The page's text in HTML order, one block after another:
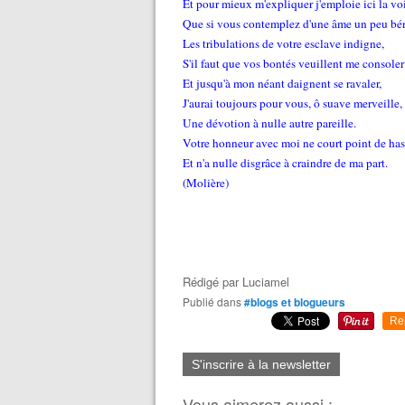
Et pour mieux m'expliquer j'emploie ici la
Que si vous contemplez d'une âme un peu
Les tribulations de votre esclave indigne,
S'il faut que vos bontés veuillent me consoler
Et jusqu'à mon néant daignent se ravaler,
J'aurai toujours pour vous, ô suave merveille,
Une dévotion à nulle autre pareille.
Votre honneur avec moi ne court point de
Et n'a nulle disgrâce à craindre de ma part.
(Molière)
Rédigé par Luciamel
Publié dans#blogs et blogueurs
S'inscrire à la newsletter